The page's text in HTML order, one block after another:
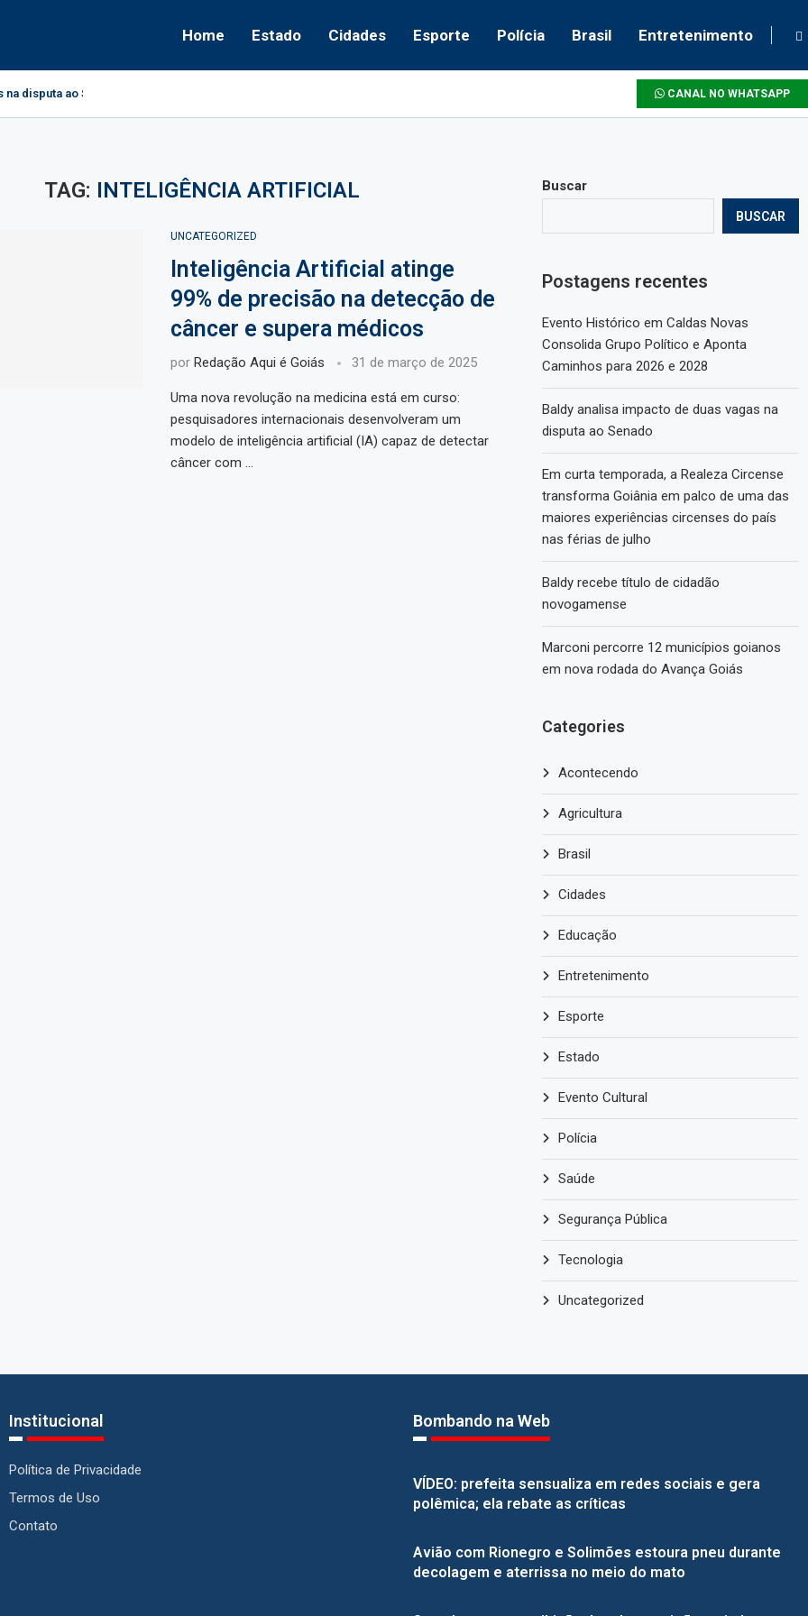
Home Estado Cidades Esporte Polícia Brasil Entretenimento
disputa ao Senado CANAL NO WHATSAPP
TAG: INTELIGÊNCIA ARTIFICIAL
UNCATEGORIZED
Inteligência Artificial atinge
99% de precisão na detecção de
câncer e supera médicos
por Redação Aqui é Goiás 31 de março de 2025
Uma nova revolução na medicina está em curso:
pesquisadores internacionais desenvolveram um
modelo de inteligência artificial (IA) capaz de detectar
câncer com …
Buscar
BUSCAR
Postagens recentes
Evento Histórico em Caldas Novas
Consolida Grupo Político e Aponta
Caminhos para 2026 e 2028
Baldy analisa impacto de duas vagas na
disputa ao Senado
Em curta temporada, a Realeza Circense
transforma Goiânia em palco de uma das
maiores experiências circenses do país
nas férias de julho
Baldy recebe título de cidadão
novogamense
Marconi percorre 12 municípios goianos
em nova rodada do Avança Goiás
Categories
Acontecendo
Agricultura
Brasil
Cidades
Educação
Entretenimento
Esporte
Estado
Evento Cultural
Polícia
Saúde
Segurança Pública
Tecnologia
Uncategorized
Institucional
Política de Privacidade
Termos de Uso
Contato
Bombando na Web
VÍDEO: prefeita sensualiza em redes sociais e gera
polêmica; ela rebate as críticas
Avião com Rionegro e Solimões estoura pneu durante
decolagem e aterrissa no meio do mato